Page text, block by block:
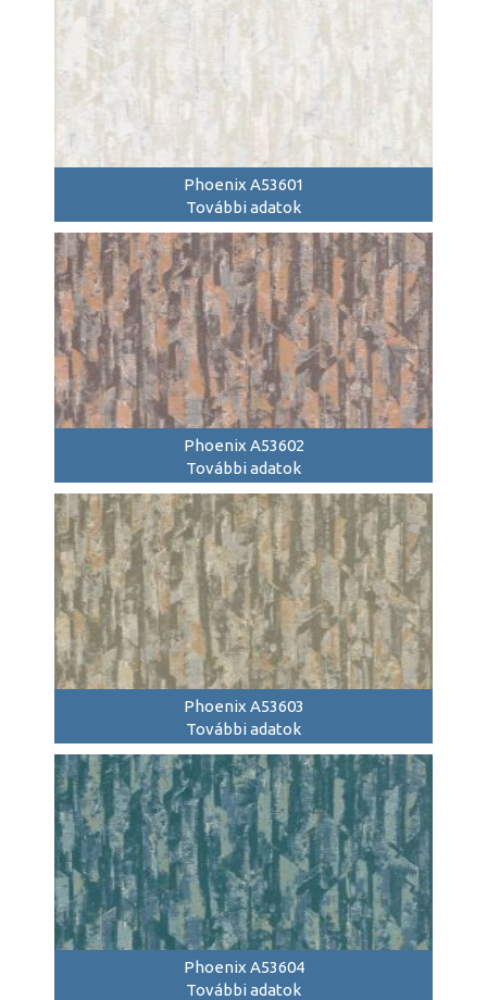
Phoenix A53601
További adatok
Phoenix A53602
További adatok
Phoenix A53603
További adatok
Phoenix A53604
További adatok